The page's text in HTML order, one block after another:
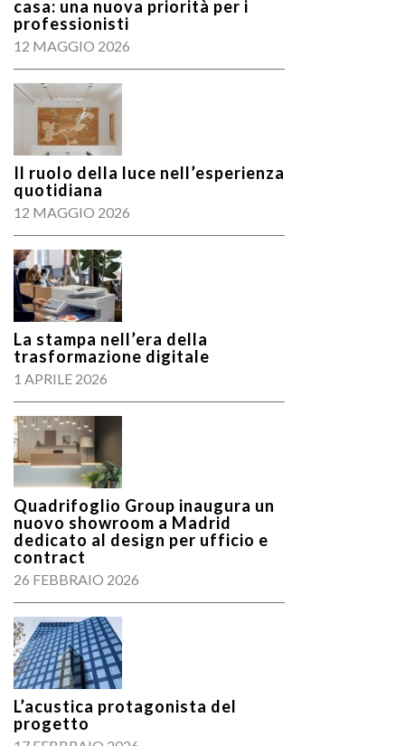
casa: una nuova priorità per i
professionisti
12 MAGGIO 2026
Il ruolo della luce nell’esperienza
quotidiana
12 MAGGIO 2026
La stampa nell’era della
trasformazione digitale
1 APRILE 2026
Quadrifoglio Group inaugura un
nuovo showroom a Madrid
dedicato al design per ufficio e
contract
26 FEBBRAIO 2026
L’acustica protagonista del
progetto